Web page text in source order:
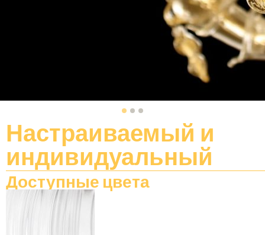
Настраиваемый и
индивидуальный
Доступные цвета